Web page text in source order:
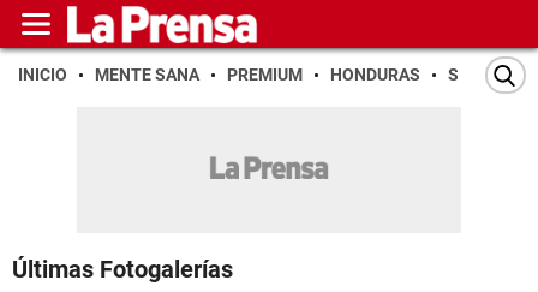
INICIO MENTE SANA PREMIUM HONDURAS SAN PEDRO
Últimas Fotogalerías